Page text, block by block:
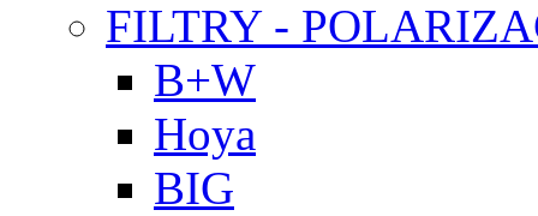
FILTRY -
B+W
Hoya
BIG